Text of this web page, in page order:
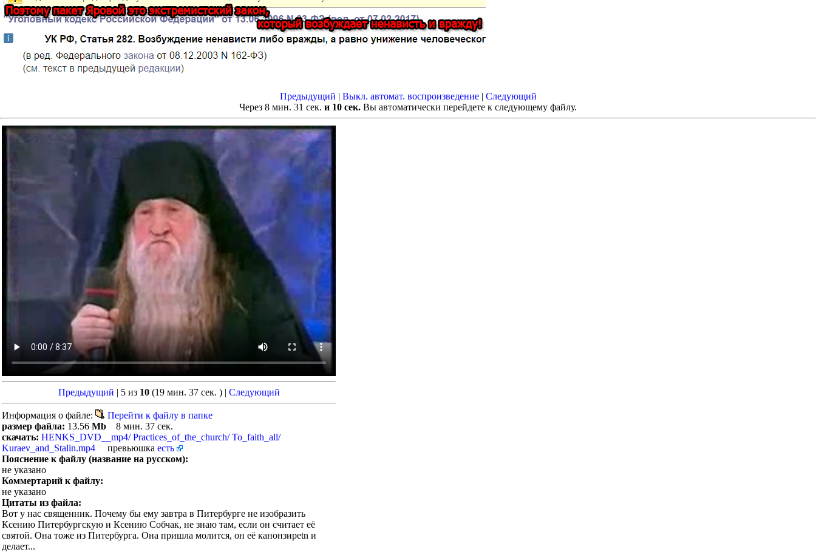
Предыдущий | Выкл. автомат. воспроизведение| Следующий
Через 8 мин. 30 сек. и 10 сек. Вы автоматически перейдете к следующему файлу.
Предыдущий | 5 из 10 (19 мин. 37 сек. )| Следующий
Информация о файле:
Перейти к файлу в папке
размер файла: 13.56 Mb 8 мин. 37 сек.
скачать: HENKS_DVD__mp4/ Practices_of_the_church/ To_faith_all/
Kuraev_and_Stalin.mp4 превьюшка есть
Пояснение к файлу (название на русском):
не указано
Коммертарий к файлу:
не указано
Цитаты из файла:
Вот у нас священник. Почему бы ему завтра в Питербурге не изобразить
Ксению Питербургскую и Ксению Собчак, не знаю там, если он считает её
святой. Она тоже из Питербурга. Она пришла молится, он её канонзирetn и
делает...